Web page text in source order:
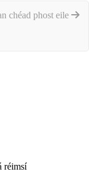
chéad phost eile
réimsí